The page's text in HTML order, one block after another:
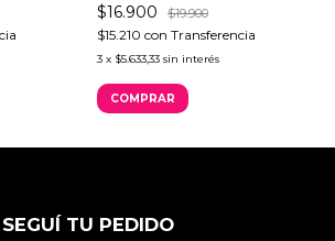
$16.900
$19.900
$15.210 con Transferencia
3 x $5.633,33 sin interés
COMPRAR
SEGUÍ TU PEDIDO